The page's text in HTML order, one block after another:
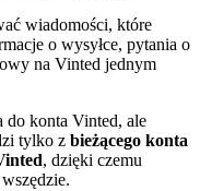
wiadomości, które
o wysyłce, pytania o
na Vinted jednym
do konta Vinted, ale
tylko z bieżącego konta
, dzięki czemu